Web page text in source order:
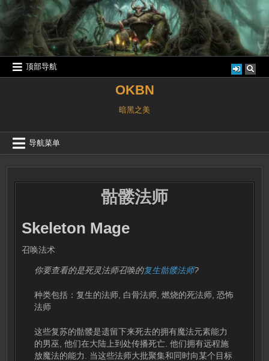
跳
至
顶部导航
OKBN
暗黑之美
导航菜单
骷髅法师
Skeleton Mage
召唤法术
你要查看的是死灵法师召唤的复生骷髅法师?
种类包括：复生的法师, 白骨法师, 燃烧的死法师, 恐怖
法师
这些复苏的骷髅是遗留下来死去的拥有魔法元素能力
的男巫, 他们在大陆上到处传播死亡. 他们拥有远程施
放魔法的能力. 当这些法师大批聚集和同时向某个目标